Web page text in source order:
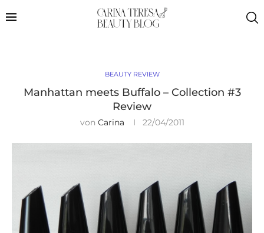
BEAUTY REVIEW
Manhattan meets Buffalo – Collection #3
Review
von Carina 22/04/2011